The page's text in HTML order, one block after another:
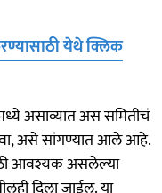
येथे क्लिक
असाव्यात अस समितीचं
असे सांगण्यात आले आहे.
आवश्यक असलेल्या